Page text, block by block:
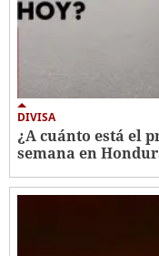
DIVISA
¿A cuánto está el
semana en